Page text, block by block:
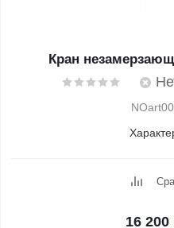
Кран
16 200